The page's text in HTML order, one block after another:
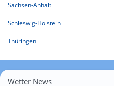
Sachsen-Anhalt
Schleswig-Holstein
Thüringen
Wetter News